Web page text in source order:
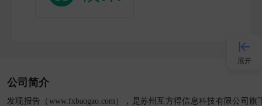
公司简介
发现报告（www.fxbaogao.com），是苏州互方得信息科技有限公司
展开
接入AI